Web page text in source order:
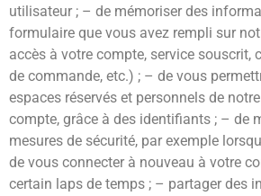
utilisateur ; – de mémoriser des
formulaire que vous avez rempli sur
accès à votre compte, service souscrit,
de commande, etc.) ; – de vous
espaces réservés et personnels de
compte, grâce à des identifiants ; – de
mesures de sécurité, par exemple
de vous connecter à nouveau à votre
certain laps de temps ; – partager des